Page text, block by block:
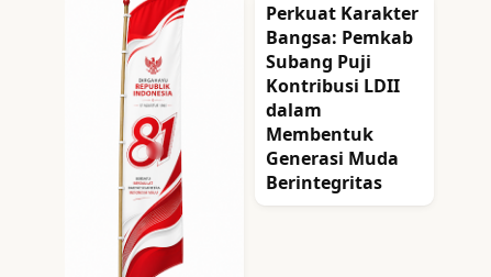
Perkuat Karakter
Bangsa: Pemkab
Subang Puji
Kontribusi LDII
dalam
Membentuk
Generasi Muda
Berintegritas